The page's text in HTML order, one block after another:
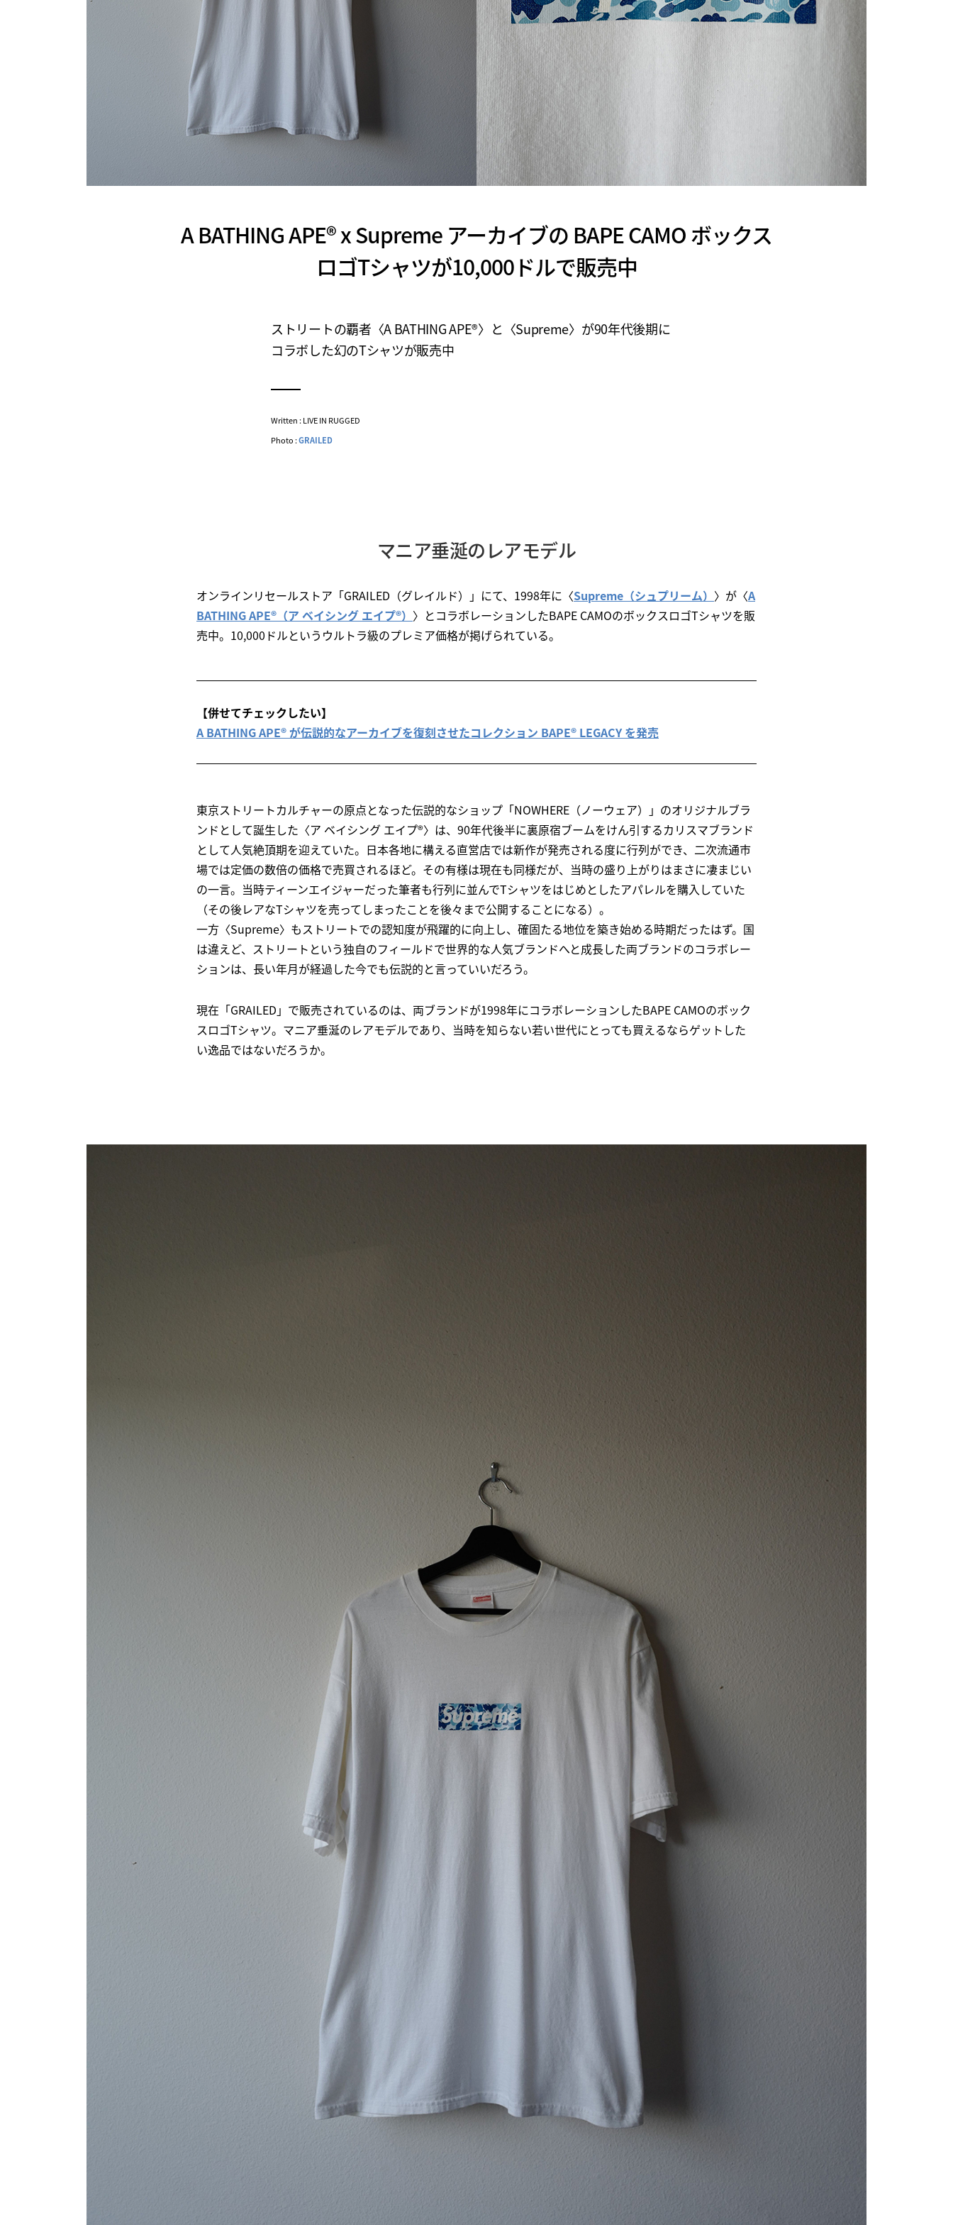
A BATHING APE®︎ x Supreme アーカイブの BAPE CAMO ボックス
ロゴTシャツが10,000ドルで販売中
ストリートの覇者〈A BATHING APE®︎〉と〈Supreme〉が90年代後期に
コラボした幻のTシャツが販売中
Written : LIVE IN RUGGED
Photo :GRAILED
マニア垂涎のレアモデル
オンラインリセールストア「GRAILED（グレイルド）」にて、1998年に〈Supreme（シュプリーム） 〉が〈A
BATHING APE®︎（ア ベイシング エイプ®︎） 〉とコラボレーションしたBAPE CAMOのボックスロゴTシャツを販
売中。10,000ドルというウルトラ級のプレミア価格が掲げられている。
【併せてチェックしたい】
A BATHING APE®︎ が伝説的なアーカイブを復刻させたコレクション BAPE®︎ LEGACY を発売
東京ストリートカルチャーの原点となった伝説的なショップ「NOWHERE（ノーウェア）」のオリジナルブラ
ンドとして誕生した〈ア ベイシング エイプ®︎〉は、90年代後半に裏原宿ブームをけん引するカリスマブランド
として人気絶頂期を迎えていた。日本各地に構える直営店では新作が発売される度に行列ができ、二次流通市
場では定価の数倍の価格で売買されるほど。その有様は現在も同様だが、当時の盛り上がりはまさに凄まじい
の一言。当時ティーンエイジャーだった筆者も行列に並んでTシャツをはじめとしたアパレルを購入していた
（その後レアなTシャツを売ってしまったことを後々まで公開することになる）。
一方〈Supreme〉もストリートでの認知度が飛躍的に向上し、確固たる地位を築き始める時期だったはず。国
は違えど、ストリートという独自のフィールドで世界的な人気ブランドへと成長した両ブランドのコラボレー
ションは、長い年月が経過した今でも伝説的と言っていいだろう。
現在「GRAILED」で販売されているのは、両ブランドが1998年にコラボレーションしたBAPE CAMOのボック
スロゴTシャツ。マニア垂涎のレアモデルであり、当時を知らない若い世代にとっても買えるならゲットした
い逸品ではないだろうか。